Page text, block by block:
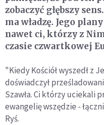
zobaczyć głębszy
ma władzę. Jego
nawet ci, którzy z
czasie czwartkowej
"Kiedy Kościół wyszedł z
doświadczył
Szawła. Ci którzy uciekali
ewangelię wszędzie -
Ryś.